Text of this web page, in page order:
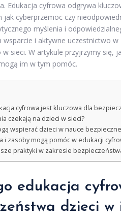
Edukacja cyfrowa odgrywa
jak cyberprzemoc czy
myślenia i
wsparcie i aktywne uczestnictwo
sieci. W artykule przyjrzymy się,
im w tym pomóc.
cyfrowa jest kluczowa dla
czekają na dzieci w sieci?
wspierać dzieci w nauce
i zasoby mogą pomóc w edukacji
praktyki w zakresie
edukacja
dzieci w